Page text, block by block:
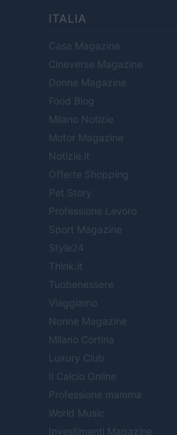
ITALIA
Casa Magazine
Cineverse Magazine
Donne Magazine
Food Blog
Milano Notizie
Motor Magazine
Notizie.it
Offerte Shopping
Pet Story
Professione Lavoro
Sport Magazine
Style24
Think.it
Tuobenessere
Viaggiamo
Nonne Magazine
Milano Cortina
Luxury Club
Il Calcio Online
Professione mamma
World Music
Investimenti Magazine